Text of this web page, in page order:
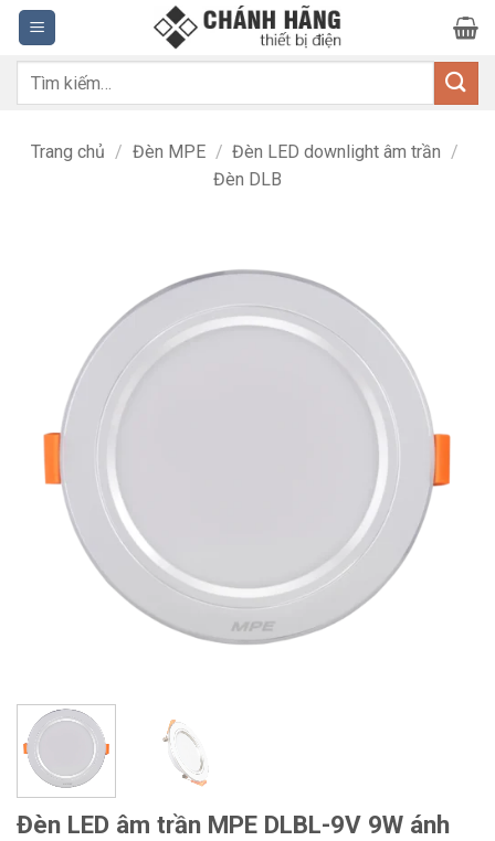
Bỏ
qua
nội
dung
Tìm
Trang chủ / Đèn MPE / Đèn LED downlight âm trần /
Đèn DLB
Đèn LED âm trần MPE DLBL-9V 9W ánh